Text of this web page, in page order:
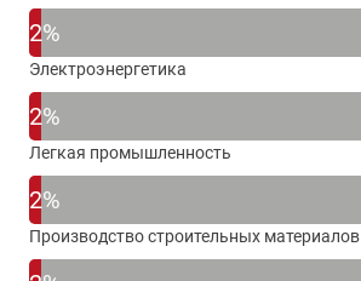
2%
Электроэнергетика
2%
Легкая промышленность
2%
Производство строительных материалов